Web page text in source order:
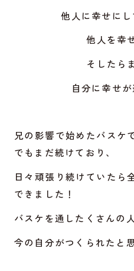
他人に幸せにし
他人を幸
そしたら
自分に幸せが
兄の影響で始めたバスケ
でもまだ続けており、
日々頑張り続けていたら
できました！
バスケを通したくさんの
今の自分がつくられたと